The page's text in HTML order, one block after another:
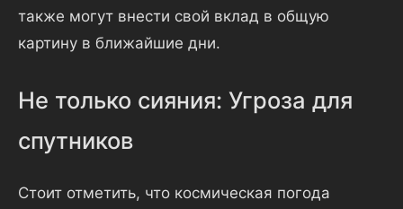
также могут внести свой вклад в общую
картину в ближайшие дни.
Не только сияния: Угроза для
спутников
Стоит отметить, что космическая погода